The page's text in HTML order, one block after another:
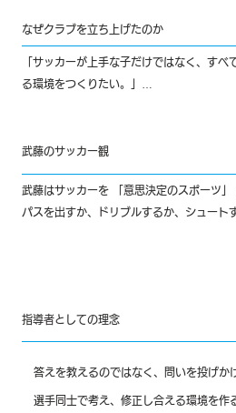
指導者としての理念
答えを教えるのではなく、問いを投げか
選手同士で考え、修正し合える環境を作
武藤のサッカー観
武藤はサッカーを 「意思決定のスポーツ」
パスを出すか、ドリブルするか、シュー
して発揮されます。
サッカーは単なるスポーツではなく、人生
もの なのです。
なぜクラブを立ち上げたのか
「サッカーが上手な子だけではなく、すべ
る環境をつくりたい。」
ーを続けられる状況が多くありました。
挑戦できる環境こそが、子どもの未来を広